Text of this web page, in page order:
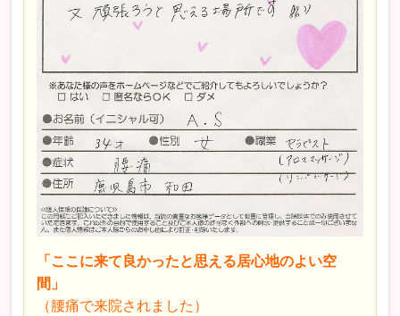
「ここに来て良かったと思える居心地のよい空
間」
（腰痛で来院されました）